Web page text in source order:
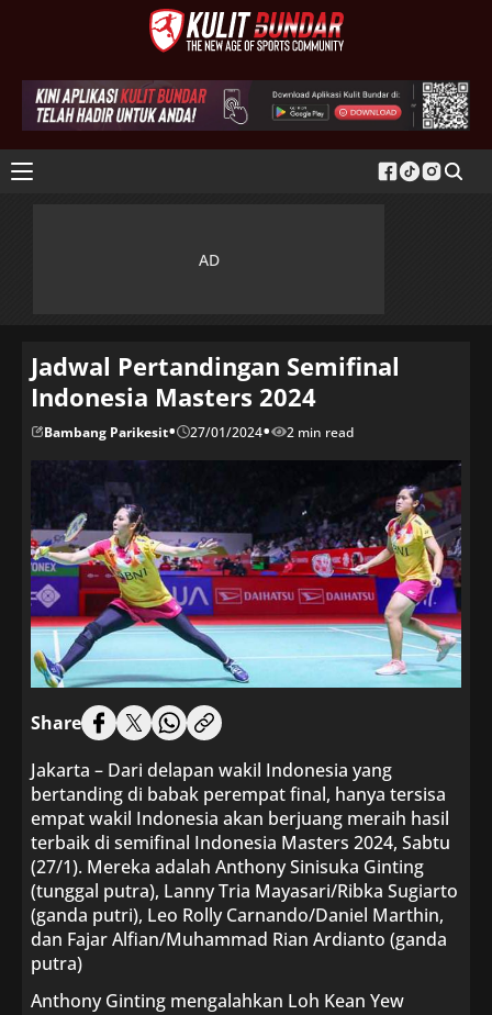
Jadwal Pertandingan Semifinal
Indonesia Masters 2024
Bambang Parikesit• 27/01/2024• 2 min read
Share
Jakarta – Dari delapan wakil Indonesia yang
bertanding di babak perempat final, hanya tersisa
empat wakil Indonesia akan berjuang meraih hasil
terbaik di semifinal Indonesia Masters 2024, Sabtu
(27/1). Mereka adalah Anthony Sinisuka Ginting
(tunggal putra), Lanny Tria Mayasari/Ribka Sugiarto
(ganda putri), Leo Rolly Carnando/Daniel Marthin,
dan Fajar Alfian/Muhammad Rian Ardianto (ganda
putra)
Anthony Ginting mengalahkan Loh Kean Yew